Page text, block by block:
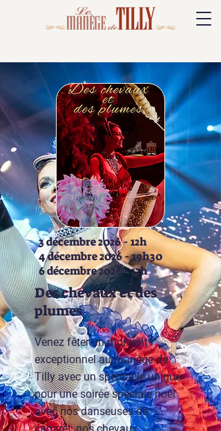
3 décembre 2026 - 12h
4 décembre 2026 - 19h30
6 décembre 2026 - 12h
Des chevaux et des
plumes
Venez fêter un moment
exceptionnel au manège de
Tilly avec un spectacle unique
pour une soirée spéciale noël
avec nos danseuses de